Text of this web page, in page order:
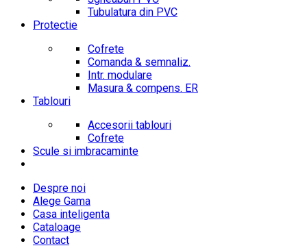
Tubulatura din PVC
Protectie
Cofrete
Comanda & semnaliz.
Intr. modulare
Masura & compens. ER
Tablouri
Accesorii tablouri
Cofrete
Scule si imbracaminte
Despre noi
Alege Gama
Casa inteligenta
Cataloage
Contact